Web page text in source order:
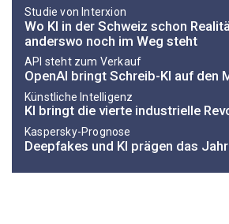
Studie von Interxion
Wo KI in der Schweiz schon
anderswo noch im Weg steht
API steht zum Verkauf
OpenAI bringt Schreib-KI auf den
Künstliche Intelligenz
KI bringt die vierte industrielle
Kaspersky-Prognose
Deepfakes und KI prägen das